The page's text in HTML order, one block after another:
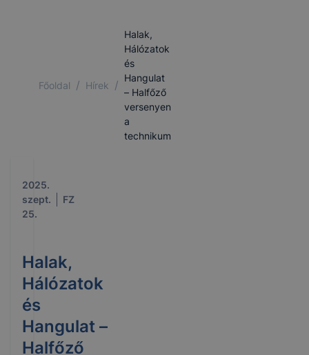
Főoldal / Hírek /
Halak,
Hálózatok
és
Hangulat
– Halfőző
versenyen
a
technikum
2025.
szept.
25.
FZ
Halak,
Hálózatok
és
Hangulat –
Halfőző